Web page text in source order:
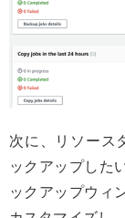
次に、リソース
ックアップした
ックアップウィ